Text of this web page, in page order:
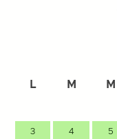
L M M
3 4 5